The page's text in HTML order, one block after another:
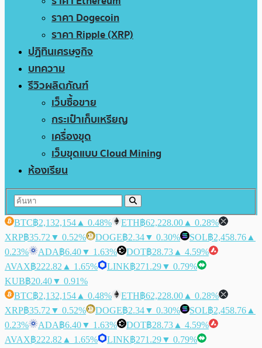
ราคา Dogecoin
ราคา Ripple (XRP)
ปฏิทินเศรษฐกิจ
บทความ
รีวิวผลิตภัณฑ์
เว็บซื้อขาย
กระเป๋าเก็บเหรียญ
เครื่องขุด
เว็บขุดแบบ Cloud Mining
ห้องเรียน
BTC฿2,132,154 ▲ 0.48% ETH฿62,228.00 ▲ 0.28%
XRP฿35.72 ▼ 0.52% DOGE฿2.34▼ 0.30% SOL฿2,458.76 ▲
0.23%
ADA฿6.40▼ 1.63% DOT฿28.73 ▲ 4.59%
AVAX฿222.82 ▲ 1.65% LINK฿271.29▼ 0.79%
KUB฿20.40▼ 0.91%
BTC฿2,132,154 ▲ 0.48% ETH฿62,228.00 ▲ 0.28%
XRP฿35.72 ▼ 0.52% DOGE฿2.34▼ 0.30% SOL฿2,458.76 ▲
0.23%
ADA฿6.40▼ 1.63% DOT฿28.73 ▲ 4.59%
AVAX฿222.82 ▲ 1.65% LINK฿271.29▼ 0.79%